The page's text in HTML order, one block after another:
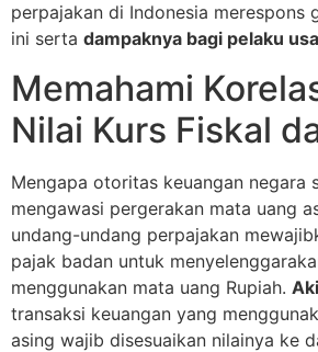
perpajakan di Indonesia merespons
ini serta dampaknya bagi pelaku
Memahami
Nilai Kurs Fiskal
Mengapa otoritas keuangan negara
mengawasi pergerakan mata uang
undang-undang perpajakan
pajak badan untuk
menggunakan mata uang Rupiah.
transaksi keuangan yang
asing wajib disesuaikan nilainya ke